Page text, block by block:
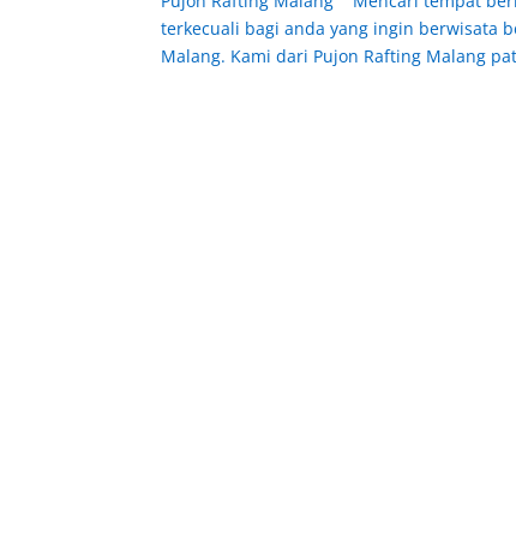
terkecuali bagi anda yang ingin berwisata
Malang. Kami dari Pujon Rafting Malang